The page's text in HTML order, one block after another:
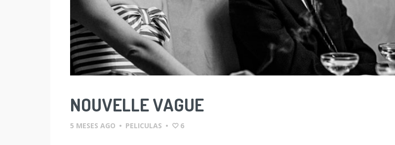
NOUVELLE VAGUE
5 MESES AGO • PELICULAS • 6